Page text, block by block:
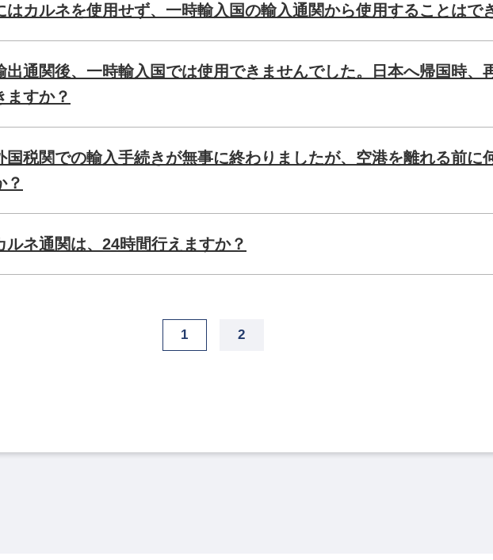
はカルネを使用せず、一時輸入国の輸入通関から使用することはで
出通関後、一時輸入国では使用できませんでした。日本へ帰国時、
ますか？
国税関での輸入手続きが無事に終わりましたが、空港を離れる前に
？
ルネ通関は、24時間行えますか？
1 2